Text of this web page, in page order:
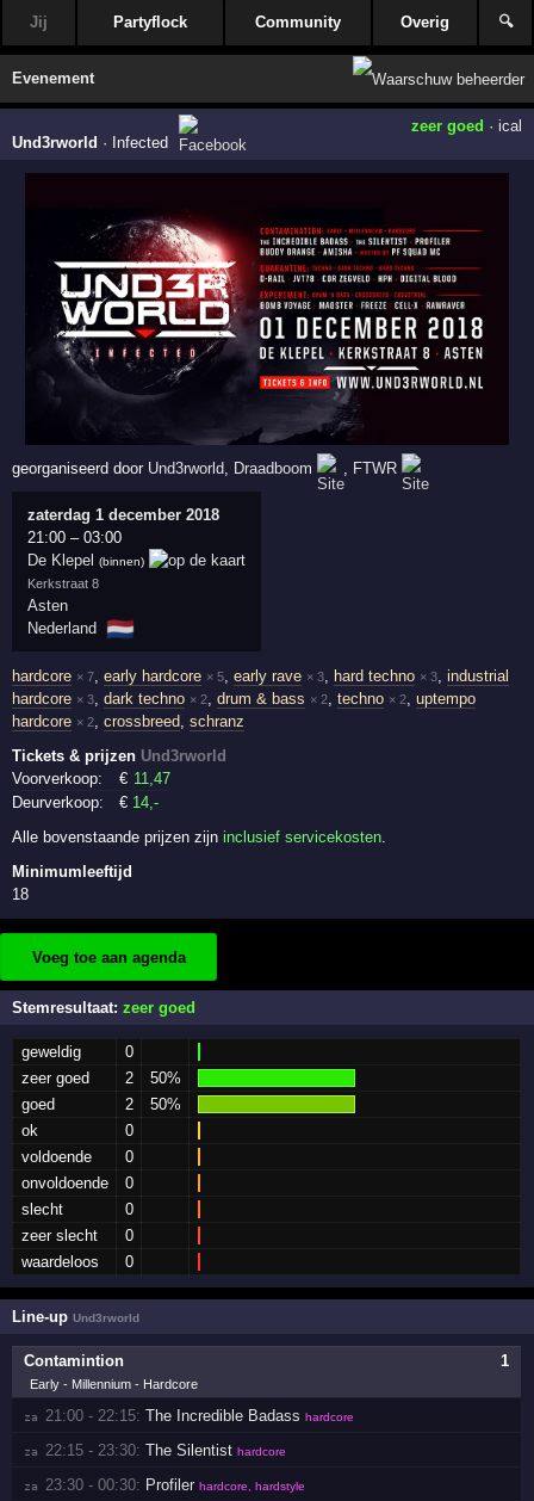
Jij Partyflock Community Overig 🔍
Evenement
Und3rworld · Infected
zeer goed · ical
georganiseerd door Und3rworld, Draadboom , FTWR
zaterdag 1 december 2018
21:00 –03:00
De Klepel
(binnen)
Kerkstraat 8
Asten
Nederland
🇳🇱
hardcore × 7 ,early hardcore × 5 ,early rave × 3 hard techno × 3 ,industrial
hardcore × 3 ,dark techno × 2 ,drum & bass × 2 ,techno × 2 ,uptempo
hardcore × 2 ,crossbreed ,schranz
Tickets & prijzen Und3rworld
Voorverkoop:
€ 11 ,47
Deurverkoop:
€ 14 ,-
Alle bovenstaande prijzen zijninclusief servicekosten.
Minimumleeftijd
18
Voeg toe aan agenda
Stemresultaat:zeer goed
geweldig
0
zeer goed
2
50%
goed
2
50%
ok
0
voldoende
0
onvoldoende
0
slecht
0
zeer slecht
0
waardeloos
0
Line-upUnd3rworld
1
Contamintion
Early - Millennium - Hardcore
za 21:00 - 22:15: The Incredible Badass hardcore
za 22:15 - 23:30: The Silentist hardcore
za 23:30 - 00:30: Profiler hardcore, hardstyle